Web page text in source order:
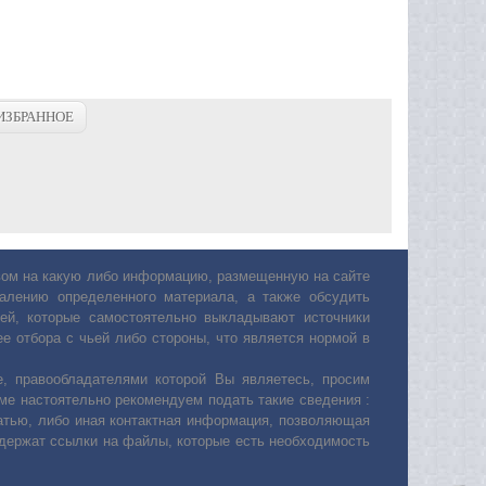
на какую либо информацию, размещенную на сайте
определенного материала, а также обсудить
которые самостоятельно выкладывают источники
отбора с чьей либо стороны, что является нормой в
которой Вы являетесь, просим
настоятельно рекомендуем подать такие сведения :
либо иная контактная информация, позволяющая
ссылки на файлы, которые есть необходимость